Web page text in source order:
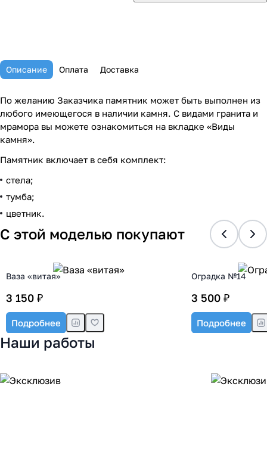
Описание Оплата Доставка
По желанию Заказчика памятник может быть выполнен из
любого имеющегося в наличии камня. С видами гранита и
мрамора вы можете ознакомиться на вкладке «Виды
камня».
Памятник включает в себя комплект:
стела;
тумба;
цветник.
С этой моделью покупают
Ваза «витая»
3 150 ₽
Подробнее
Оградка №14
3 500 ₽
Подробнее
Наши работы